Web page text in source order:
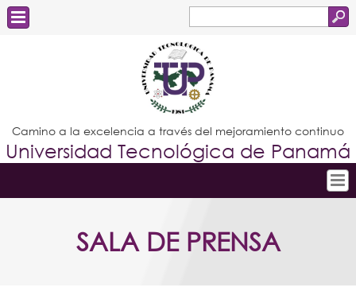
de
búsqueda
Estudiantes
Docentes
Administrativos
Graduados
Camino a la excelencia a través del mejoramiento continuo
Universidad Tecnológica de Panamá
Conoce la UTP
SALA DE PRENSA